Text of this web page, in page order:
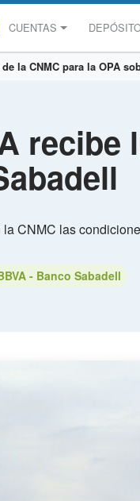
CUENTAS
la CNMC para la OPA
recibe
la CNMC las
- Banco Sabadell